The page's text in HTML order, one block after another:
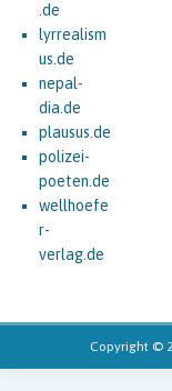
.de
lyrrealism
us.de
nepal-
dia.de
plausus.de
polizei-
poeten.de
wellhoefe
r-
verlag.de
Copyright ©